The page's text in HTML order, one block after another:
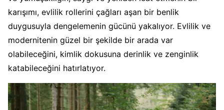
karışımı, evlilik rollerini çağları aşan bir benlik
duygusuyla dengelemenin gücünü yakalıyor. Evlilik ve
modernitenin güzel bir şekilde bir arada var
olabileceğini, kimlik dokusuna derinlik ve zenginlik
katabileceğini hatırlatıyor.